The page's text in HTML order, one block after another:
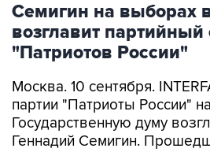
Семигин на выборах
возглавит партийный
"Патриотов России"
Москва. 10 сентября.
партии "Патриоты России"
Государственную думу
Геннадий Семигин.